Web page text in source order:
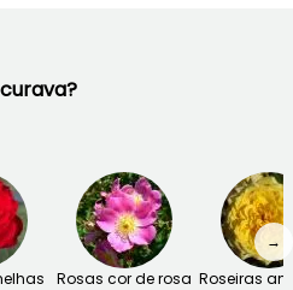
Rosas cor de rosa Roseiras
→